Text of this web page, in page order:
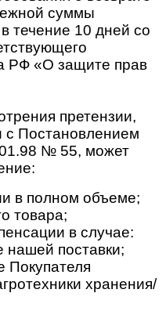
суммы
течение 10 дней со
РФ «О защите прав
претензии,
с Постановлением
№ 55, может
в полном объеме;
товара;
в случае:
нашей поставки;
Покупателя
хранения/